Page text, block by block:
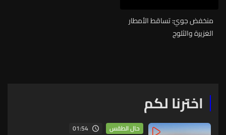
منخفض جويّ: تساقط الأمطار
الغزيرة والثلوج
اخترنا لكم
حال الطقس 01:54